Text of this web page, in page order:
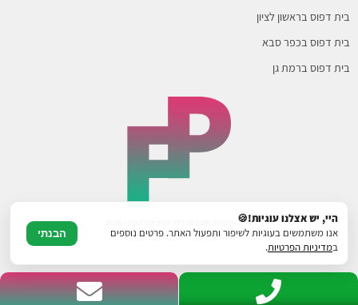
בית דפוס בראשון לציון
בית דפוס בכפר סבא
בית דפוס ברמת גן
© כל הזכויות שמורות לפרינטפיקס 2017 - 2026היי, יש אצלנו עוגיות!🍪
אנו משתמשים בעוגיות לשיפור ותפעול האתר. פרטים נוספים
במדיניות הפרטיות.
הבנתי